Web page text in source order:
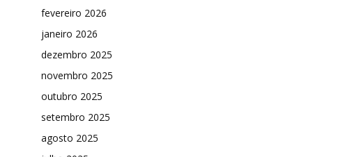
fevereiro 2026
janeiro 2026
dezembro 2025
novembro 2025
outubro 2025
setembro 2025
agosto 2025